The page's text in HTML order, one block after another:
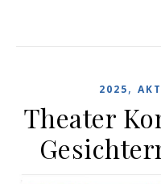
2025,
Theater